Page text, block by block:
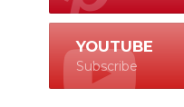
YOUTUBE
Subscribe